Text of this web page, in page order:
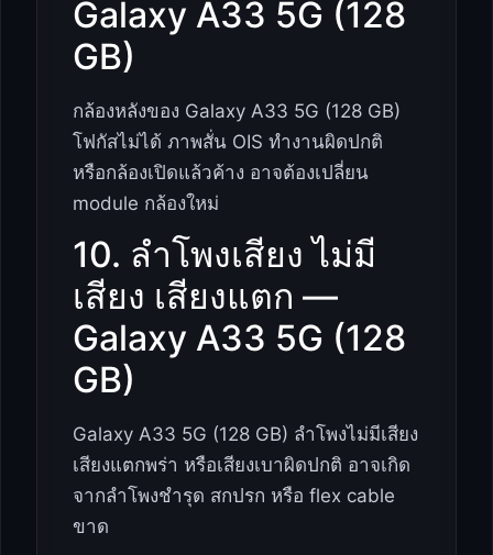
Galaxy A33 5G (128
GB)
กล้องหลังของ Galaxy A33 5G (128 GB)
โฟกัสไม่ได้ ภาพสั่น OIS ทำงานผิดปกติ
หรือกล้องเปิดแล้วค้าง อาจต้องเปลี่ยน
module กล้องใหม่
10. ลำโพงเสียง ไม่มี
เสียง เสียงแตก —
Galaxy A33 5G (128
GB)
Galaxy A33 5G (128 GB) ลำโพงไม่มีเสียง
เสียงแตกพร่า หรือเสียงเบาผิดปกติ อาจเกิด
จากลำโพงชำรุด สกปรก หรือ flex cable
ขาด